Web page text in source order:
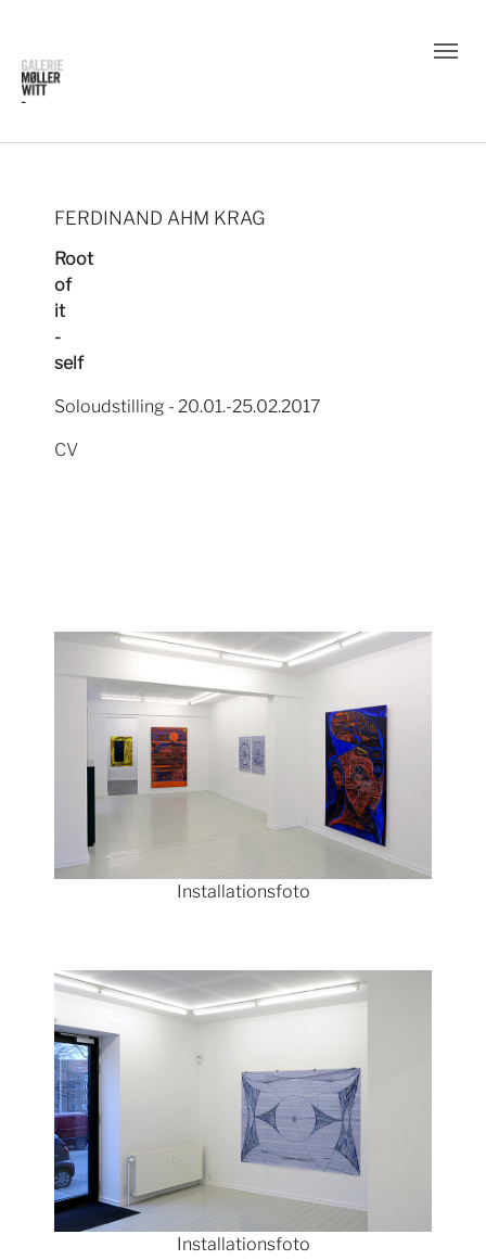
FERDINAND AHM KRAG
Root
of
it
-
self
Soloudstilling - 20.01.-25.02.2017
CV
Show larger version
Installationsfoto
Show larger version
Installationsfoto